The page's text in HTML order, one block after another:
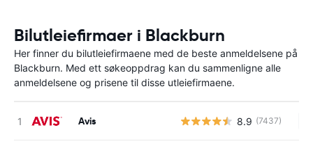
Bilutleiefirmaer i Blackburn
Her finner du bilutleiefirmaene med de beste anmeldelsene på
Blackburn. Med ett søkeoppdrag kan du sammenligne alle
anmeldelsene og prisene til disse utleiefirmaene.
Avis 8.9 (7437)